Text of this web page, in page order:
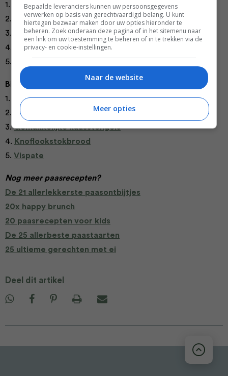
1.
Langzaam gegaarde lamsbout
2.
Gepocheerde lentekip
3.
Lamsvleespastei
4.
Lams-wortelstoofpotje
5.
Bijzondere borrelhap
1.
Courgettefrieten met salsa
2. Makkelijke dips voor chips
3.Gemakkelijke kaasstengels
4. Knoflookstokbrood
5. Vispate
Nog meer paasrecepten?
De 21 allerlekkerste paasontbijtjes
20x happy brunch
20 paasrecepten voor kids
De 25 allerbeste paastaarten
25 ultieme gerechten met ei
Deel dit artikel
Bepaalde leveranciers kunnen uw persoonsgegevens
verwerken op basis van gerechtvaardigd belang. U kunt
hiertegen bezwaar maken door uw opties hieronder te
beheren. Zoek onderaan deze pagina of in het sitemenu naar
een link om uw toestemming te beheren of in te trekken via de
privacy- en cookie-instellingen.
Naar de website
Meer opties